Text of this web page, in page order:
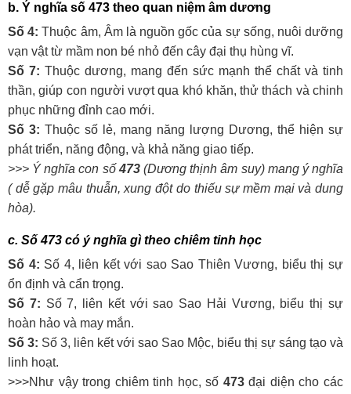
b. Ý nghĩa số 473 theo quan niệm âm dương
Số 4:Thuộc âm, Âm là nguồn gốc của sự sống, nuôi dưỡng
vạn vật từ mầm non bé nhỏ đến cây đại thụ hùng vĩ.
Số 7: Thuộc dương, mang đến sức mạnh thể chất và tinh
thần, giúp con người vượt qua khó khăn, thử thách và chinh
phục những đỉnh cao mới.
Số 3: Thuộc số lẻ, mang năng lượng Dương, thể hiện sự
phát triển, năng động, và khả năng giao tiếp.
>>> Ý nghĩa con số473(Dương thịnh âm suy) mang ý nghĩa
( dễ gặp mâu thuẫn, xung đột do thiếu sự mềm mại và dung
hòa).
c. Số473 có ý nghĩa gì theo chiêm tinh học
Số 4: Số 4, liên kết với sao Sao Thiên Vương, biểu thị sự
ổn định và cẩn trọng.
Số 7: Số 7, liên kết với sao Sao Hải Vương, biểu thị sự
hoàn hảo và may mắn.
Số 3: Số 3, liên kết với sao Sao Mộc, biểu thị sự sáng tạo và
linh hoạt.
>>>Như vậy trong chiêm tinh học, số 473đại diện cho các